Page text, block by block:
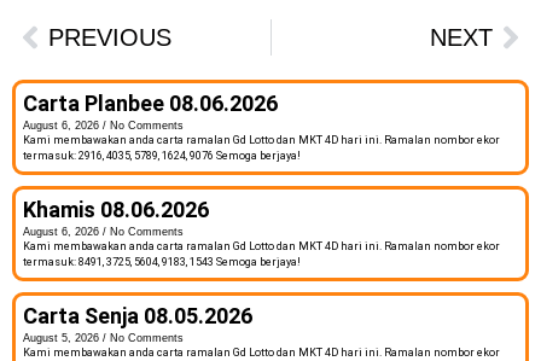
PREVIOUS NEXT
Carta Planbee 08.06.2026
August 6, 2026
No Comments
Kami membawakan anda carta ramalan Gd Lotto dan MKT 4D hari ini. Ramalan nombor ekor
termasuk: 2916, 4035, 5789, 1624, 9076 Semoga berjaya!
Khamis 08.06.2026
August 6, 2026
No Comments
Kami membawakan anda carta ramalan Gd Lotto dan MKT 4D hari ini. Ramalan nombor ekor
termasuk: 8491, 3725, 5604, 9183, 1543 Semoga berjaya!
Carta Senja 08.05.2026
August 5, 2026
No Comments
Kami membawakan anda carta ramalan Gd Lotto dan MKT 4D hari ini. Ramalan nombor ekor